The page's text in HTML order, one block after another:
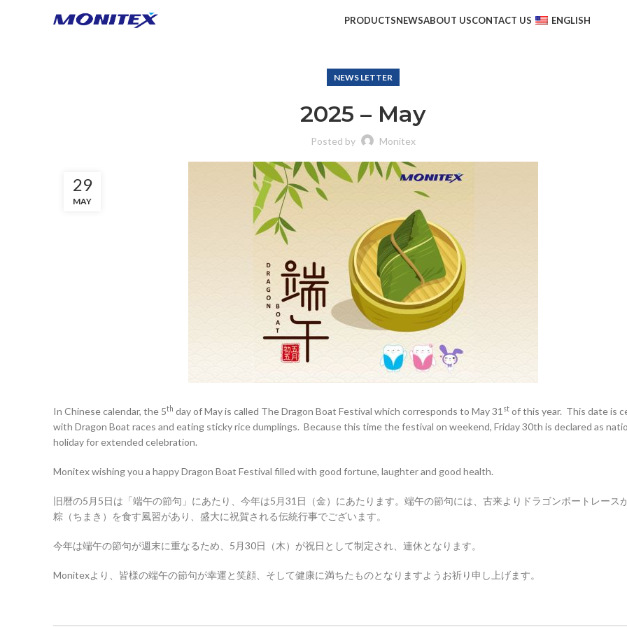
PRODUCTSNEWSABOUT USCONTACT US ENGLISH
NEWS LETTER
2025 – May
Posted by Monitex
29
MAY
In Chinese calendar, the 5th day of May is called The Dragon Boat Festival which corresponds to May 31 st of this year. This date is
with Dragon Boat races and eating sticky rice dumplings. Because this time the festival on weekend, Friday 30th is declared as
holiday for extended celebration.
Monitex wishing you a happy Dragon Boat Festival filled with good fortune, laughter and good health.
旧暦の5月5日は「端午の節句」にあたり、今年は5月31日（金）にあたります。端午の節句には、古来よりドラゴンボートレースが
粽（ちまき）を食す風習があり、盛大に祝賀される伝統行事でございます。
今年は端午の節句が週末に重なるため、5月30日（木）が祝日として制定され、連休となります。
Monitexより、皆様の端午の節句が幸運と笑顔、そして健康に満ちたものとなりますようお祈り申し上げます。